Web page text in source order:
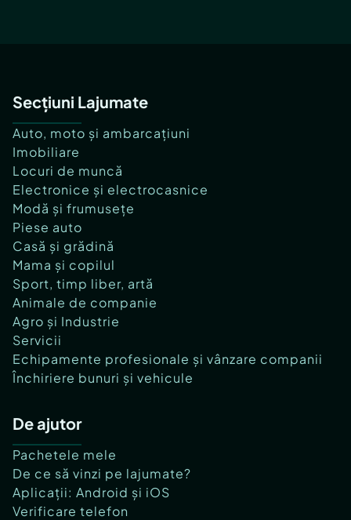
Secțiuni Lajumate
Auto, moto și ambarcațiuni
Imobiliare
Locuri de muncă
Electronice și electrocasnice
Modă și frumusețe
Piese auto
Casă și grădină
Mama și copilul
Sport, timp liber, artă
Animale de companie
Agro și Industrie
Servicii
Echipamente profesionale și vânzare companii
Închiriere bunuri și vehicule
De ajutor
Pachetele mele
De ce să vinzi pe lajumate?
Aplicații: Android și iOS
Verificare telefon